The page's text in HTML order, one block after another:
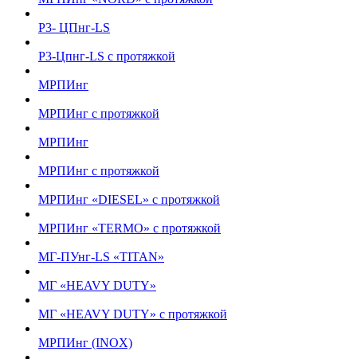
Р3- ЦПнг-LS
Р3-Цпнг-LS с протяжкой
МРПИнг
МРПИнг с протяжкой
МРПИнг
МРПИнг с протяжкой
МРПИнг «DIESEL» с протяжкой
МРПИнг «TERMO» с протяжкой
МГ-ПУнг-LS «TITAN»
МГ «HEAVY DUTY»
МГ «HEAVY DUTY» с протяжкой
МРПИнг (INOX)